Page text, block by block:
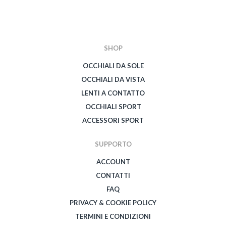
SHOP
OCCHIALI DA SOLE
OCCHIALI DA VISTA
LENTI A CONTATTO
OCCHIALI SPORT
ACCESSORI SPORT
SUPPORTO
ACCOUNT
CONTATTI
FAQ
PRIVACY & COOKIE POLICY
TERMINI E CONDIZIONI